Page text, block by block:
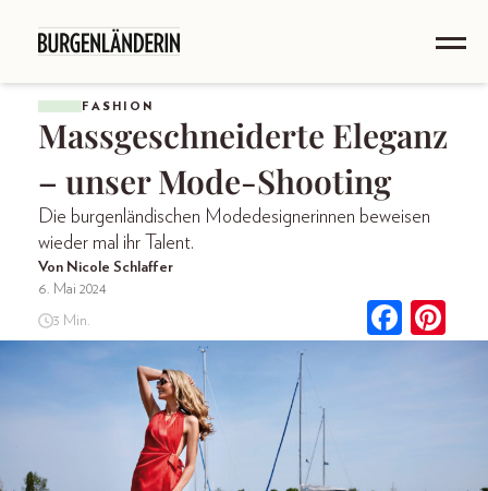
FASHION
Mass­geschneiderte Eleganz
– unser Mode-Shooting
Die burgenländischen Modedesignerinnen beweisen
wieder mal ihr Talent.
Von Nicole Schlaffer
6. Mai 2024
3 Min.